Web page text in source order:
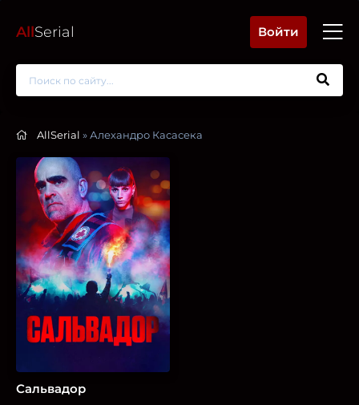
AllSerial Войти
AllSerial » Алехандро Касасека
Сальвадор